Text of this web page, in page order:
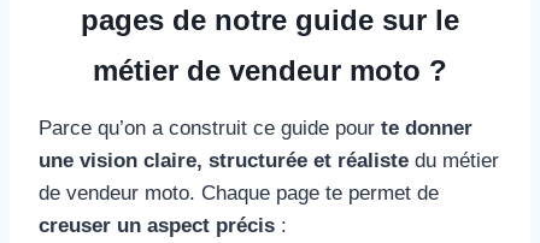
pages de notre guide sur le
métier de vendeur moto ?
Parce qu’on a construit ce guide pour te donner
une vision claire, structurée et réaliste du métier
de vendeur moto. Chaque page te permet de
creuser un aspect précis :